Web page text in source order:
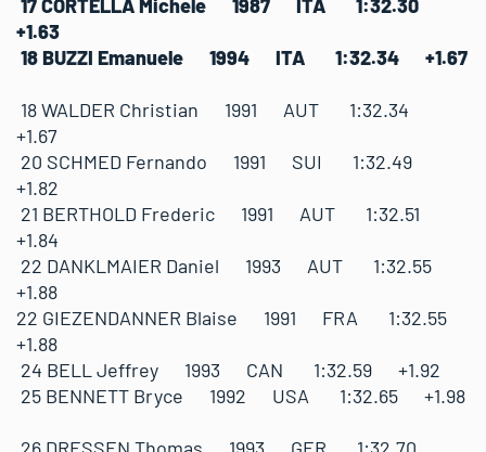
17 CORTELLA Michele 1987 ITA 1:32.30
+1.63
18 BUZZI Emanuele 1994 ITA 1:32.34 +1.67
18 WALDER Christian 1991 AUT 1:32.34
+1.67
20 SCHMED Fernando 1991 SUI 1:32.49
+1.82
21 BERTHOLD Frederic 1991 AUT 1:32.51
+1.84
22 DANKLMAIER Daniel 1993 AUT 1:32.55
+1.88
22 GIEZENDANNER Blaise 1991 FRA 1:32.55
+1.88
24 BELL Jeffrey 1993 CAN 1:32.59 +1.92
25 BENNETT Bryce 1992 USA 1:32.65 +1.98